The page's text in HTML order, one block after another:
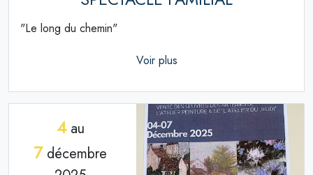
"Le long du chemin"
Voir plus
4au
7décembre